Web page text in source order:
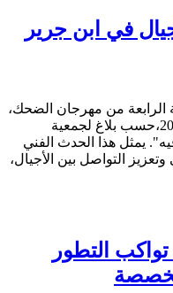
في ابن جرير
الرابعة من مهرجان الضحك،
المقرر تنظيمه من 27 إلى 29 دجنبر 2024،حسب بلاغ لجمعية
يمثل هذا الحدث الفني
التواصل بين الأجيال،
تواكب التطور